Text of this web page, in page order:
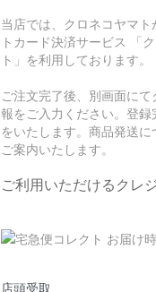
当店では、クロネコヤマ
トカード決済サービス 「
ト」を利用しております。
ご注文完了後、別画面に
報をご入力ください。登
をいたします。商品発送
ご案内いたします。
ご利用いただけるクレ
店頭受取